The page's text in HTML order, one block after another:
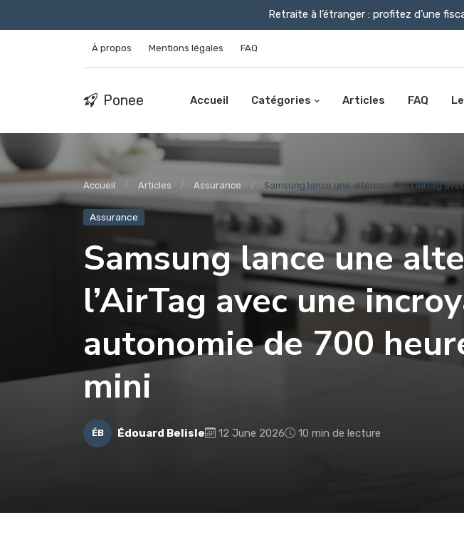
Retraite à l’étranger : profitez d’une
À propos Mentions légales FAQ
Ponee Accueil Catégories Articles FAQ
Accueil Articles Assurance Samsung lance une alternative à l’AirTag
Assurance
Samsung lance une
l’AirTag avec une
autonomie de 700
mini
ÉB Édouard Belisle 12 June 2026 10 min de lecture